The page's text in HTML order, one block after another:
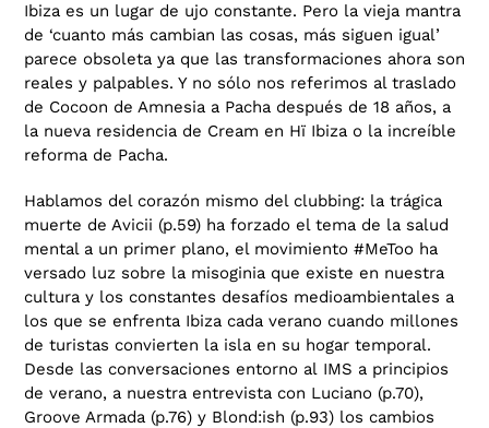
Ibiza es un lugar de ujo constante. Pero la vieja mantra
de ‘cuanto más cambian las cosas, más siguen igual’
parece obsoleta ya que las transformaciones ahora son
reales y palpables. Y no sólo nos referimos al traslado
de Cocoon de Amnesia a Pacha después de 18 años, a
la nueva residencia de Cream en Hï Ibiza o la increíble
reforma de Pacha.
Hablamos del corazón mismo del clubbing: la trágica
muerte de Avicii (p.59) ha forzado el tema de la salud
mental a un primer plano, el movimiento #MeToo ha
versado luz sobre la misoginia que existe en nuestra
cultura y los constantes desafíos medioambientales a
los que se enfrenta Ibiza cada verano cuando millones
de turistas convierten la isla en su hogar temporal.
Desde las conversaciones entorno al IMS a principios
de verano, a nuestra entrevista con Luciano (p.70),
Groove Armada (p.76) y Blond:ish (p.93) los cambios